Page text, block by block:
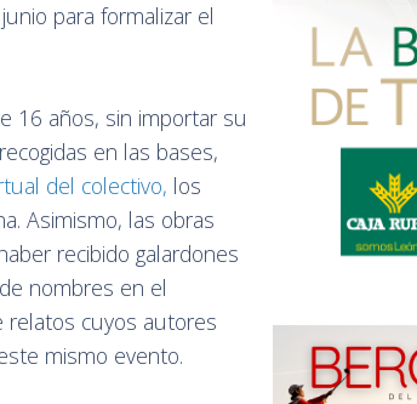
para formalizar el
16 años, sin importar su
en las bases,
del colectivo, los
Asimismo, las obras
recibido galardones
nombres en el
relatos cuyos autores
mismo evento.